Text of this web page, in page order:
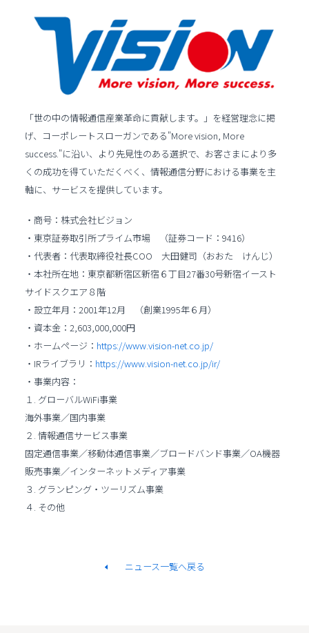
「世の中の情報通信産業革命に貢献します。」を経営理念に掲
げ、コーポレートスローガンである"More vision, More
success."に沿い、より先見性のある選択で、お客さまにより多
くの成功を得ていただくべく、情報通信分野における事業を主
軸に、サービスを提供しています。
・商号：株式会社ビジョン
・東京証券取引所プライム市場 （証券コード：9416）
・代表者：代表取締役社長COO 大田健司（おおた けんじ）
・本社所在地：東京都新宿区新宿６丁目27番30号新宿イースト
サイドスクエア８階
・設立年月：2001年12月 （創業1995年６月）
・資本金：2,603,000,000円
・ホームページ： https://www.vision-net.co.jp/
・IRライブラリ： https://www.vision-net.co.jp/ir/
・事業内容：
１. グローバルWiFi事業
海外事業／国内事業
２. 情報通信サービス事業
固定通信事業／移動体通信事業／ブロードバンド事業／OA機器
販売事業／インターネットメディア事業
３. グランピング・ツーリズム事業
４. その他
ニュース一覧へ戻る